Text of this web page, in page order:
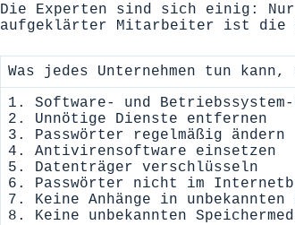
Die Experten sind sich einig:
aufgeklärter Mitarbeiter ist die
Was jedes Unternehmen tun
1. Software- und
2. Unnötige Dienste entfernen
3. Passwörter regelmäßig ändern
4. Antivirensoftware einsetzen
5. Datenträger verschlüsseln
6. Passwörter nicht im
7. Keine Anhänge in
8. Keine unbekannten